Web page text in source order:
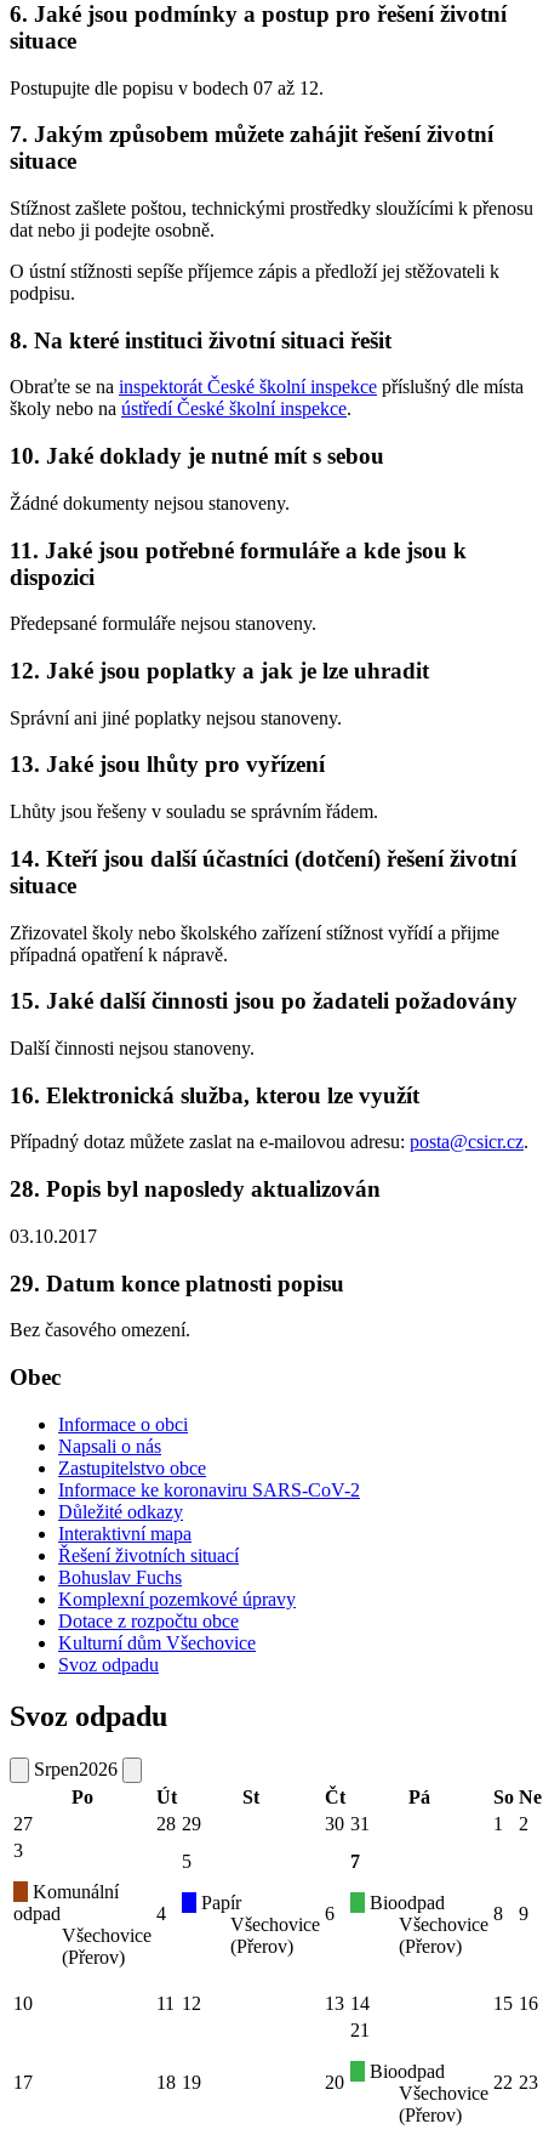
6. Jaké jsou podmínky a postup pro řešení životní
situace
Postupujte dle popisu v bodech 07 až 12.
7. Jakým způsobem můžete zahájit řešení životní
situace
Stížnost zašlete poštou, technickými prostředky sloužícími k přenosu
dat nebo ji podejte osobně.
O ústní stížnosti sepíše příjemce zápis a předloží jej stěžovateli k
podpisu.
8. Na které instituci životní situaci řešit
Obraťte se na inspektorát České školní inspekce příslušný dle místa
školy nebo na ústředí České školní inspekce.
10. Jaké doklady je nutné mít s sebou
Žádné dokumenty nejsou stanoveny.
11. Jaké jsou potřebné formuláře a kde jsou k
dispozici
Předepsané formuláře nejsou stanoveny.
12. Jaké jsou poplatky a jak je lze uhradit
Správní ani jiné poplatky nejsou stanoveny.
13. Jaké jsou lhůty pro vyřízení
Lhůty jsou řešeny v souladu se správním řádem.
14. Kteří jsou další účastníci (dotčení) řešení životní
situace
Zřizovatel školy nebo školského zařízení stížnost vyřídí a přijme
případná opatření k nápravě.
15. Jaké další činnosti jsou po žadateli požadovány
Další činnosti nejsou stanoveny.
16. Elektronická služba, kterou lze využít
Případný dotaz můžete zaslat na e-mailovou adresu: posta@csicr.cz.
28. Popis byl naposledy aktualizován
03.10.2017
29. Datum konce platnosti popisu
Bez časového omezení.
Obec
Informace o obci
Napsali o nás
Zastupitelstvo obce
Informace ke koronaviru SARS-CoV-2
Důležité odkazy
Interaktivní mapa
Řešení životních situací
Bohuslav Fuchs
Komplexní pozemkové úpravy
Dotace z rozpočtu obce
Kulturní dům Všechovice
Svoz odpadu
Svoz odpadu
Srpen2026
Po
Út St Čt Pá So Ne
27
28 29 30 31 1
2
3
Komunální
odpad
Všechovice
(Přerov)
4
5
Papír
Všechovice
(Přerov)
6
7
Bioodpad
Všechovice
(Přerov)
8 9
10 11 12 13 14 15 16
17 18 19 20
21
Bioodpad
Všechovice
(Přerov)
22 23